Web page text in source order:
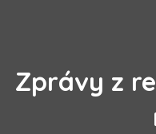
Zprávy z